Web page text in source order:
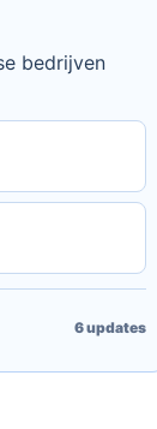
bedrijven
6updates